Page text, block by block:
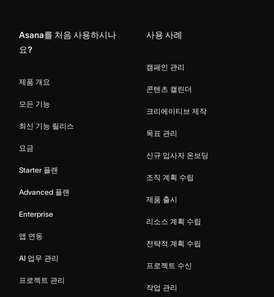
Asana를 처음 사용하시나
요?
제품 개요
모든 기능
최신 기능 릴리스
요금
Starter 플랜
Advanced 플랜
Enterprise
앱 연동
AI 업무 관리
프로젝트 관리
사용 사례
캠페인 관리
콘텐츠 캘린더
크리에이티브 제작
목표 관리
신규 입사자 온보딩
조직 계획 수립
제품 출시
리소스 계획 수립
전략적 계획 수립
프로젝트 수신
작업 관리